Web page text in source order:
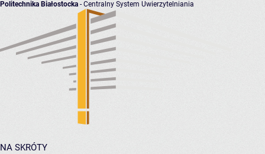
Politechnika Białostocka - Centralny System Uwierzytelniania
NA SKRÓTY